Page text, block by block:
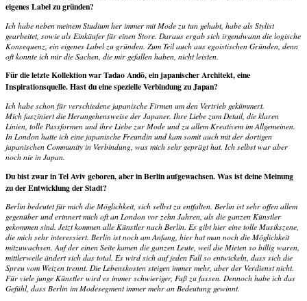
eigenes Label zu gründen?
Ich habe neben meinem Studium her immer mit Mode zu tun gehabt, habe als Stylist
gearbeitet, sowie als Einkäufer für einen Store. Daraus ergab sich irgendwann die logische
Konsequenz, ein eigenes Label zu gründen. Zum Teil auch aus egoistischen Gründen, denn
oft konnte ich mir die Sachen, die mir gefallen haben, nicht leisten.
Für die letzte Kollektion war Tadao Andō, ein japanischer Architekt, eine
Inspirationsquelle. Hast du eine spezielle Verbindung zu Japan?
Ich habe schon für verschiedene japanische Firmen um den Vertrieb gekümmert.
Mich fasziniert die Herangehensweise der Japaner. Ihre Liebe zum Detail, die klaren
Linien, tolle Passformen und ihre Liebe zur Mode und zu allem Kreativem im Allgemeinen.
In London hatte ich eine japanische Freundin und kam somit auch mit der dortigen
japanischen Community in Verbindung, was mich sehr geprägt hat. Ich selbst war aber
noch nie in Japan.
Du bist zwar in Tel Aviv geboren, aber in Berlin aufgewachsen. Was ist deine Meinung
zu der Entwicklung der Stadt?
Berlin bedeutet für mich die Möglichkeit, sich selbst zu entfalten. Berlin ist sehr offen allem
gegenüber und erinnert mich oft an London vor zehn Jahren, als die ganzen Künstler
gekommen sind. Jetzt kommen alle Künstler nach Berlin. Es gibt hier eine tolle Musikszene,
die mich sehr interessiert. Berlin ist noch am Anfang, hier hat man noch die Möglichkeit
mitzuwachsen. Auf der einen Seite kamen die ganzen Leute, weil die Mieten so billig waren,
mittlerweile ändert sich das total. Es wird sich auf jeden Fall so entwickeln, dass sich die
Spreu vom Weizen trennt. Die Lebenskosten steigen immer mehr, aber der Verdienst nicht.
Für viele junge Künstler wird es immer schwieriger, Fuß zu fassen. Dennoch habe ich das
Gefühl, dass Berlin im Modesegment immer mehr an Bedeutung gewinnt.